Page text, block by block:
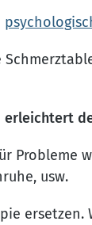
Probleme
usw.